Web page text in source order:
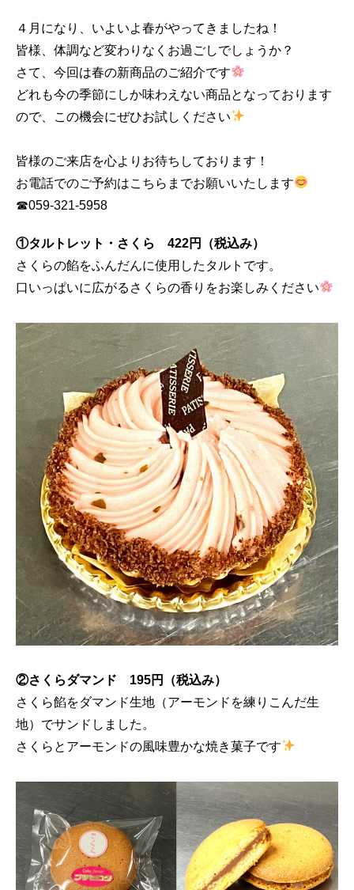
４月になり、いよいよ春がやってきましたね！
皆様、体調など変わりなくお過ごしでしょうか？
さて、今回は春の新商品のご紹介です
どれも今の季節にしか味わえない商品となっております
ので、この機会にぜひお試しください
皆様のご来店を心よりお待ちしております！
お電話でのご予約はこちらまでお願いいたします
☎059‐321‐5958
①タルトレット・さくら 422円（税込み）
さくらの餡をふんだんに使用したタルトです。
口いっぱいに広がるさくらの香りをお楽しみください
②さくらダマンド 195円（税込み）
さくら餡をダマンド生地（アーモンドを練りこんだ生
地）でサンドしました。
さくらとアーモンドの風味豊かな焼き菓子です